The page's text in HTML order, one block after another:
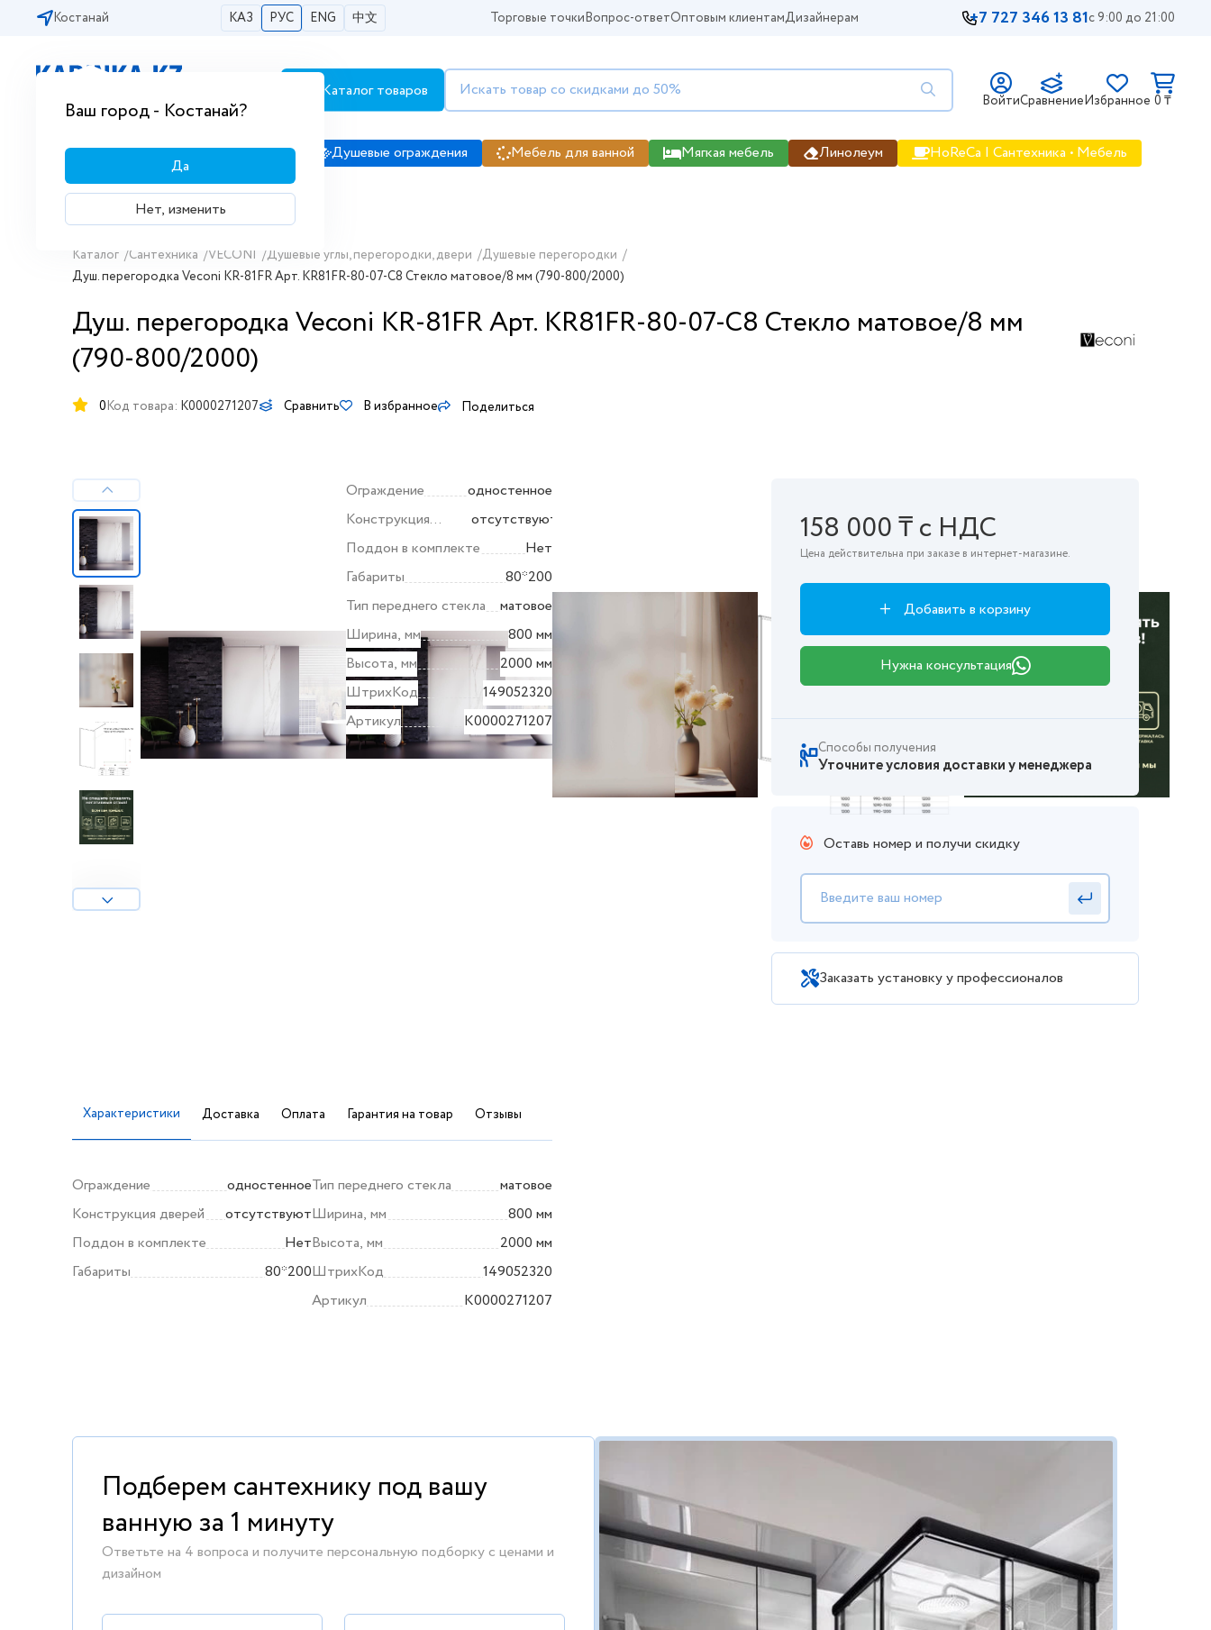
Костанай КАЗ РУС ENG 中文
Ваш город - Костанай?
Да
Нет, изменить
Торговые точкиВопрос-ответОптовым клиентамДизайнерам +7 727 346 13 81с 9:00 до 21:00
Бесплатная доставка по городам РК
Каталог товаров ВойтиСравнениеИзбранное 0 ₸
Сантехника Душевые кабины Душевые ограждения Мебель для ванной Мягкая мебель Линолеум HoReCa | Сантехника • Мебель
Каталог /Сантехника /VECONI /Душевые углы, перегородки, двери /Душевые перегородки /
Душ. перегородка Veconi KR-81FR Арт. KR81FR-80-07-C8 Стекло матовое/8 мм (790-800/2000)
Душ. перегородка Veconi KR-81FR Арт. KR81FR-80-07-C8 Стекло матовое/8 мм
(790-800/2000)
0Код товара: K0000271207 Сравнить В избранное Поделиться
Ограждение
одностенное
Конструкция
дверей
отсутствуют
Поддон в комплекте
Нет
Габариты
80*200
Тип переднего стекла
матовое
Ширина, мм
800 мм
Высота, мм
2000 мм
ШтрихКод
149052320
Артикул
K0000271207
158 000 ₸ с НДС
Цена действительна при заказе в интернет-магазине.
Добавить в корзину
Нужна консультация
Способы получения
Уточните условия доставки у менеджера
Оставь номер и получи скидку
Заказать установку у профессионалов
Характеристики Доставка Оплата Гарантия на товар Отзывы
Ограждение
одностенное
Конструкция дверей
отсутствуют
Поддон в комплекте
Нет
Габариты
80*200
Тип переднего стекла
матовое
Ширина, мм
800 мм
Высота, мм
2000 мм
ШтрихКод
149052320
Артикул
K0000271207
Подберем сантехнику под вашу
ванную за 1 минуту
Ответьте на 4 вопроса и получите персональную подборку с ценами и
дизайном